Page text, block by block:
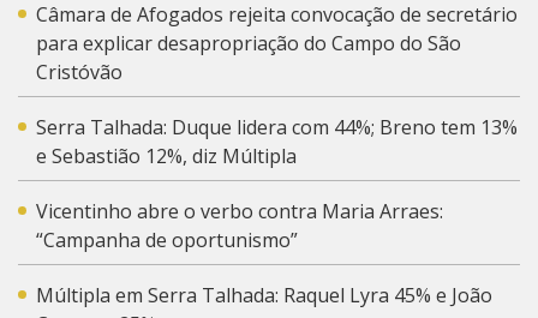
Câmara de Afogados rejeita convocação de secretário
para explicar desapropriação do Campo do São
Cristóvão
Serra Talhada: Duque lidera com 44%; Breno tem 13%
e Sebastião 12%, diz Múltipla
Vicentinho abre o verbo contra Maria Arraes:
“Campanha de oportunismo”
Múltipla em Serra Talhada: Raquel Lyra 45% e João